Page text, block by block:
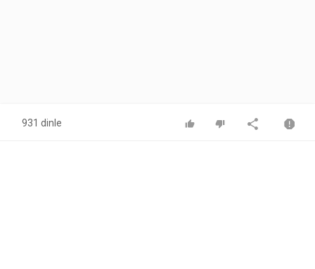
931 dinle